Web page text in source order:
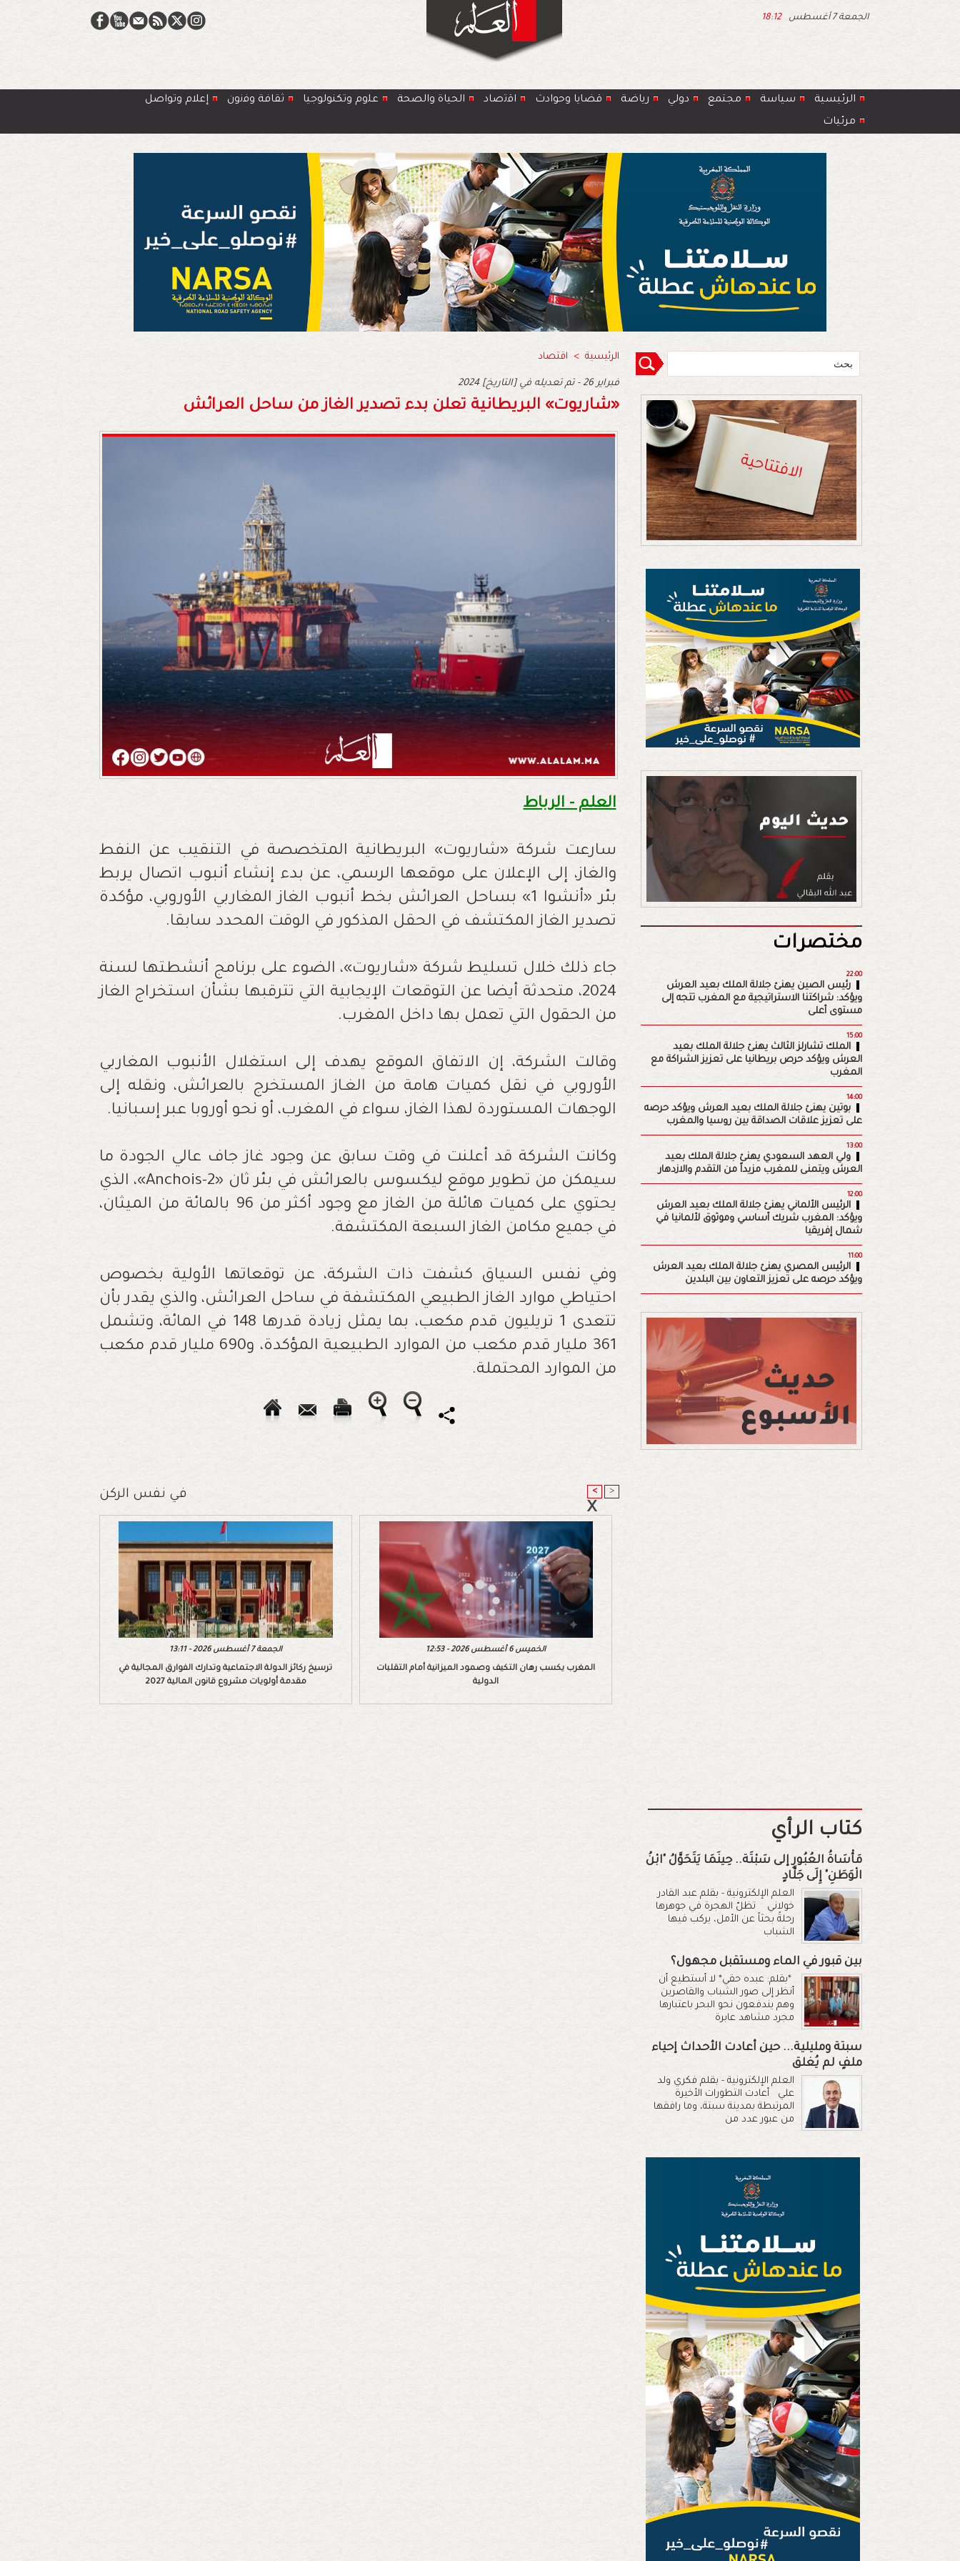
الجمعة 7 أغسطس 18:12
الرئيسية سياسة مجتمع دولي رياضة قضايا وحوادث اﻗﺗﺻﺎد الحياة والصحة ﻋﻠوم وتكنولوجيا ﺛﻘﺎﻓﺔ وﻓﻧون
إعلام وتواصل
مرئيات
الرئيسية > اقتصاد
2024 فبراير 26 - تم تعديله في [التاريخ]
«‬شاريوت»‬‭ ‬البريطانية‭ ‬تعلن‭ ‬بدء‭ ‬تصدير‭ ‬الغاز‭ ‬من‭ ‬ساحل‭ ‬العرائش‭
العلم - الرباط
سارعت شركة «شاريوت» البريطانية المتخصصة في التنقيب عن النفط
والغاز، إلى الإعلان على موقعها الرسمي، عن بدء إنشاء أنبوب اتصال يربط
بئر «أنشوا 1» بساحل العرائش بخط أنبوب الغاز المغاربي الأوروبي، مؤكدة
تصدير الغاز المكتشف في الحقل المذكور في الوقت المحدد سابقا.
جاء ذلك خلال تسليط شركة «شاريوت»، الضوء على برنامج أنشطتها لسنة
2024، متحدثة أيضا عن التوقعات الإيجابية التي تترقبها بشأن استخراج الغاز
من الحقول التي تعمل بها داخل المغرب.
وقالت الشركة، إن الاتفاق الموقع يهدف إلى استغلال الأنبوب المغاربي
الأوروبي في نقل كميات هامة من الغـاز المستخرج بالعرائش، ونقله إلى
الوجهات المستوردة لهذا الغاز، سواء في المغرب، أو نحو أوروبا عبر إسبانيا.
وكانت الشركة قد أعلنت في وقت سابق عن وجود غاز جاف عالي الجودة ما
سيمكن من تطوير موقع ليكسوس بالعرائش في بئر ثان «Anchois-2»، الذي
يحتوي على كميات هائلة من الغاز مع وجود أكثر من 96 بالمائة من الميثان،
في جميع مكامن الغاز السبعة المكتشفة.
وفي نفس السياق كشفت ذات الشركة، عن توقعاتها الأولية بخصوص
احتياطي موارد الغاز الطبيعي المكتشفة في ساحل العرائش، والذي يقدر بأن
تتعدى 1 تريليون قدم مكعب، بما يمثل زيادة قدرها 148 في المائة، وتشمل
361 مليار قدم مكعب من الموارد الطبيعية المؤكدة، و690 مليار قدم مكعب
من الموارد المحتملة.
في نفس الركن < >
الجمعة 7 أغسطس 2026 - 13:11
ترسيخ ركائز الدولة الاجتماعية وتدارك الفوارق المجالية في
مقدمة أولويات مشروع قانون المالية 2027
الخميس 6 أغسطس 2026 - 12:53
المغرب يكسب رهان التكيف وصمود الميزانية أمام التقلبات
الدولية
مختصرات
22:00
رئيس الصين يهنئ جلالة الملك بعيد العرش
ويؤكد: شراكتنا الاستراتيجية مع المغرب تتجه إلى
مستوى أعلى
15:00
الملك تشارلز الثالث يهنئ جلالة الملك بعيد
العرش ويؤكد حرص بريطانيا على تعزيز الشراكة مع
المغرب
14:00
بوتين يهنئ جلالة الملك بعيد العرش ويؤكد حرصه
على تعزيز علاقات الصداقة بين روسيا والمغرب
13:00
ولي العهد السعودي يهنئ جلالة الملك بعيد
العرش ويتمنى للمغرب مزيداً من التقدم والازدهار
12:00
الرئيس الألماني يهنئ جلالة الملك بعيد العرش
ويؤكد: المغرب شريك أساسي وموثوق لألمانيا في
شمال إفريقيا
11:00
الرئيس المصري يهنئ جلالة الملك بعيد العرش
ويؤكد حرصه على تعزيز التعاون بين البلدين
كتاب الرأي
مَأْسَاةُ العُبُورِ إلى سَبْتَة.. حِينَمَا يَتَحَوَّلُ "ابْنُ
الْوَطَنِ" إِلَى جَلَّادٍ
العلم الإلكترونية - بقلم عبد القادر
خولاني تظلّ الهجرة في جوهرها
رحلةً بحثاً عن الأمل، يركب فيها
الشباب
بين قبور في الماء ومستقبل مجهول؟
*بقلم: عبده حقي* لا أستطيع أن
أنظر إلى صور الشباب والقاصرين
وهم يندفعون نحو البحر باعتبارها
مجرد مشاهد عابرة
سبتة ومليلية... حين أعادت الأحداث إحياء
ملفٍ لم يُغلق
العلم الإلكترونية - بقلم فكري ولد
علي أعادت التطورات الأخيرة
المرتبطة بمدينة سبتة، وما رافقها
من عبور عدد من